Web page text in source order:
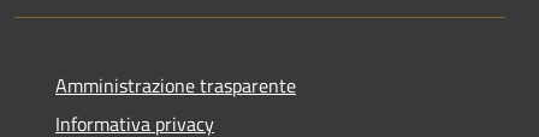
Amministrazione trasparente
Informativa privacy